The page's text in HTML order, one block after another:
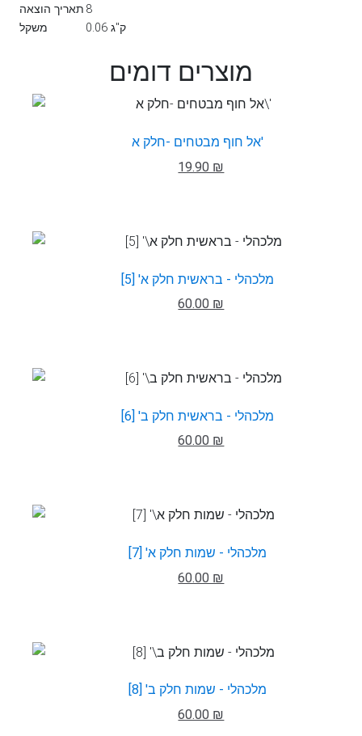
תאריך הוצאה 8
משקל
0.06 ק"ג
מוצרים דומים
אל חוף מבטחים -חלק א'
19.90 ₪
מלכהלי - בראשית חלק א' [5]
60.00 ₪
מלכהלי - בראשית חלק ב' [6]
60.00 ₪
מלכהלי - שמות חלק א' [7]
60.00 ₪
מלכהלי - שמות חלק ב' [8]
60.00 ₪